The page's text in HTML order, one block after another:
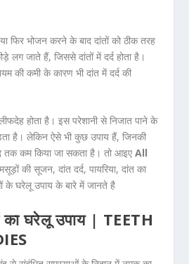
फिर भोजन करने के बाद दांतों को ठीक तरह
लग जाते हैं, जिससे दांतों में दर्द होता है।
की कमी के कारण भी दांत में दर्द की
होता है। इस परेशानी से निजात पाने के
है। लेकिन ऐसे भी कुछ उपाय हैं, जिनकी
तक कम किया जा सकता है। तो आइएAll
की सूजन, दांत दर्द, पायरिया, दांत का
के घरेलू उपाय के बारे में जानते है
का घरेलू उपाय | TEETH